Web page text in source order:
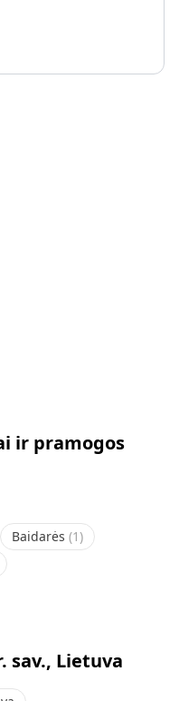
ir pramogos
Baidarės (1)
sav., Lietuva